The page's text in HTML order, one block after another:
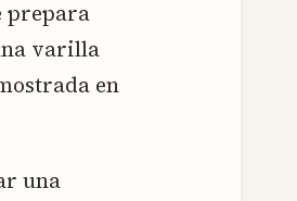
prepara
varilla
en
una